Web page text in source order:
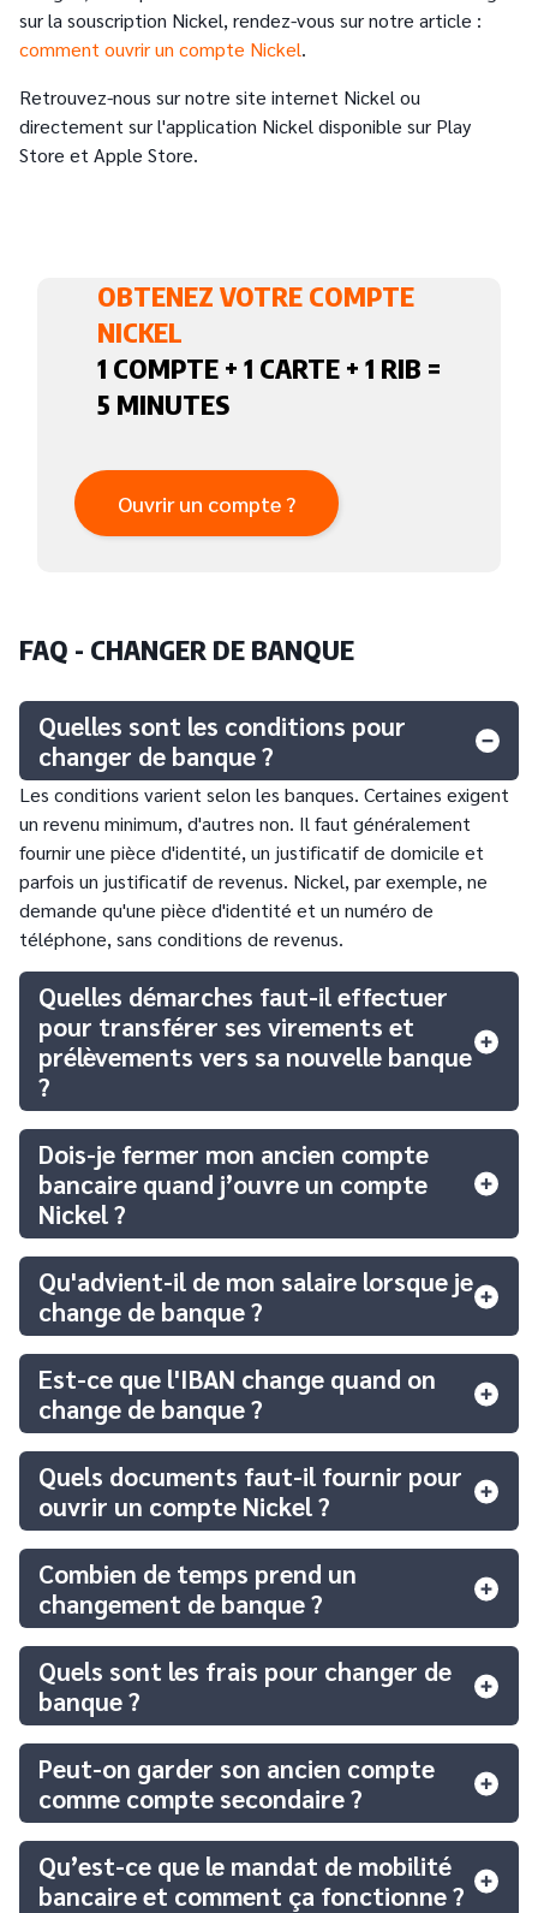
sur la souscription Nickel, rendez-vous sur notre article :
comment ouvrir un compte Nickel.
Retrouvez-nous sur notre site internet Nickel ou
directement sur l'application Nickel disponible sur Play
Store et Apple Store.
OBTENEZ VOTRE COMPTE
NICKEL
1 COMPTE + 1 CARTE + 1 RIB =
5 MINUTES
Ouvrir un compte ?
FAQ - CHANGER DE BANQUE
Quelles sont les conditions pour
changer de banque ?
Les conditions varient selon les banques. Certaines exigent
un revenu minimum, d'autres non. Il faut généralement
fournir une pièce d'identité, un justificatif de domicile et
parfois un justificatif de revenus. Nickel, par exemple, ne
demande qu'une pièce d'identité et un numéro de
téléphone, sans conditions de revenus.
Quelles démarches faut-il effectuer
pour transférer ses virements et
prélèvements vers sa nouvelle banque
?
Dois-je fermer mon ancien compte
bancaire quand j’ouvre un compte
Nickel ?
Qu'advient-il de mon salaire lorsque je
change de banque ?
Est-ce que l'IBAN change quand on
change de banque ?
Quels documents faut-il fournir pour
ouvrir un compte Nickel ?
Combien de temps prend un
changement de banque ?
Quels sont les frais pour changer de
banque ?
Peut-on garder son ancien compte
comme compte secondaire ?
Qu’est-ce que le mandat de mobilité
bancaire et comment ça fonctionne ?